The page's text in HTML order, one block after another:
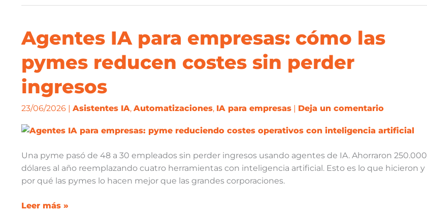
Agentes IA para empresas: cómo las
pymes reducen costes sin perder
ingresos
23/06/2026 | Asistentes IA, Automatizaciones, IA para empresas | Deja un comentario
Una pyme pasó de 48 a 30 empleados sin perder ingresos usando agentes de IA. Ahorraron 250.000
dólares al año reemplazando cuatro herramientas con inteligencia artificial. Esto es lo que hicieron y
por qué las pymes lo hacen mejor que las grandes corporaciones.
Agentes
IA
para
empresas:
cómo
las
pymes
costes
perder
ingresos
Leer más »